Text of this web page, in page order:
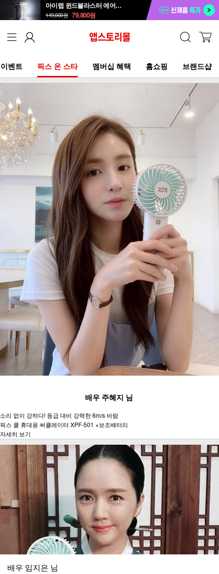
아이랩 윈드블라스터 에어건+청소기 iLAB-WBT
119,000원 79,800원
이벤트 픽스 온 스타 멤버십 혜택 홈쇼핑 브랜드샵
배우 주혜지 님
소리 없이 강하다! 동급 대비 강력한 6m/s 바람
픽스 쿨 휴대용 써큘레이터 XPF-501 +보조배터리
자세히 보기
배우 임지은 님